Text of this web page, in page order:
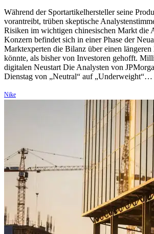
Während der Sportartikelhersteller seine
vorantreibt, trüben skeptische
Risiken im wichtigen chinesischen Markt die
Konzern befindet sich in einer Phase der
Marktexperten die Bilanz über einen längeren
könnte, als bisher von Investoren gehofft.
digitalen Neustart Die Analysten von
Dienstag von „Neutral“ auf „Underweight“…
Nike